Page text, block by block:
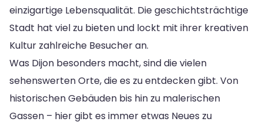
einzigartige Lebensqualität. Die geschichtsträchtige
Stadt hat viel zu bieten und lockt mit ihrer kreativen
Kultur zahlreiche Besucher an.
Was Dijon besonders macht, sind die vielen
sehenswerten Orte, die es zu entdecken gibt. Von
historischen Gebäuden bis hin zu malerischen
Gassen – hier gibt es immer etwas Neues zu